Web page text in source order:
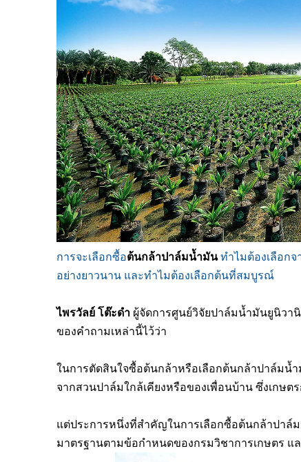
การจะเลือกซื้อต้นกล้าปาล์มน้ำมันทำไมต้องเลือกจ
อย่างยาวนาน และทำไมต้องเลือกต้นที่สมบูรณ์
ไพรวัลย์ โต๊ะดำ ผู้จัดการศูนย์วิจัยปาล์มน้ำมันยูนิวา
ของคำถามเหล่านี้ไว้ว่า
ในการตัดสินใจซื้อต้นกล้าหรือเลือกต้นกล้าปาล์มน้
จากสวนปาล์มใกล้เคียงหรือของเพื่อนบ้าน ซึ่งเกษต
แต่ประการหนึ่งที่สำคัญในการเลือกซื้อต้นกล้าปาล์
มาตรฐานตามข้อกำหนดของกรมวิชาการเกษตร แ